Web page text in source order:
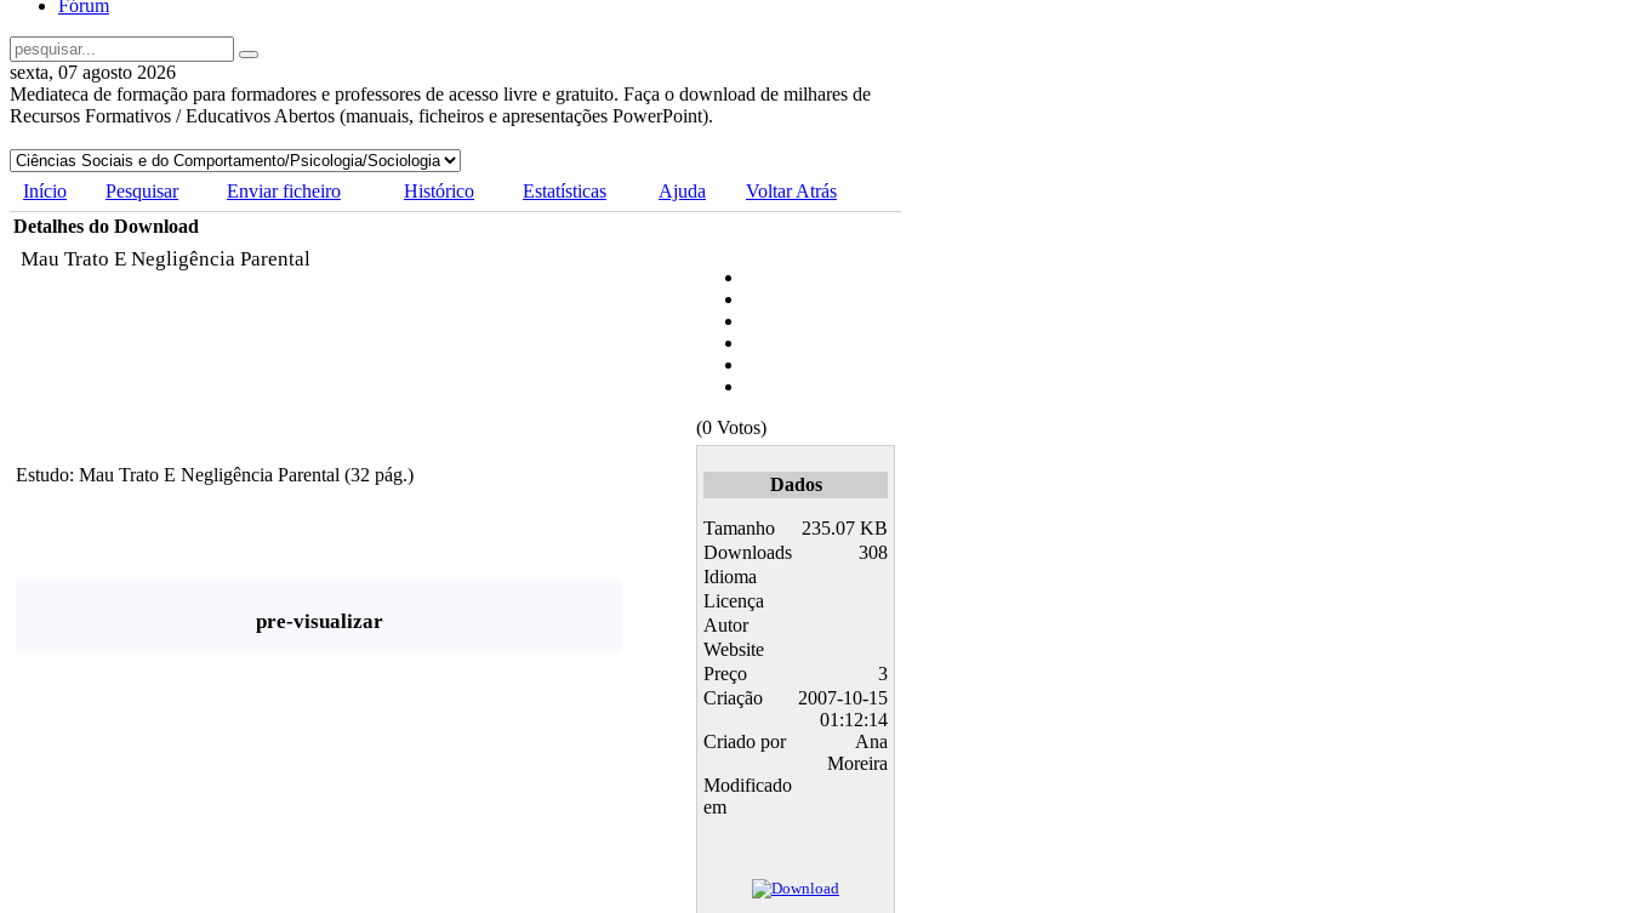
Fórum
sexta, 07 agosto 2026
Mediateca de formação para formadores e professores de acesso livre e gratuito. Faça o download de milhares de
Recursos Formativos / Educativos Abertos (manuais, ficheiros e apresentações PowerPoint).
Início Pesquisar Enviar ficheiro Histórico Estatísticas Ajuda
Voltar Atrás
Detalhes do Download
Mau Trato E Negligência Parental
(0 Votos)
Estudo: Mau Trato E Negligência Parental (32 pág.)
pre-visualizar
Dados
Tamanho
235.07 KB
Downloads
308
Idioma
Licença
Autor
Website
Preço
3
Criação
2007-10-15
01:12:14
Criado por
Ana
Moreira
Modificado
em